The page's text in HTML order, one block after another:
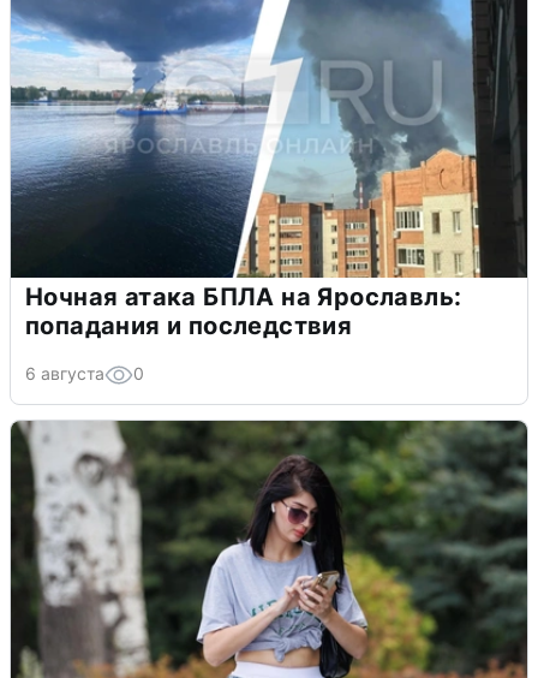
Ночная атака БПЛА на Ярославль:
попадания и последствия
6 августа 0